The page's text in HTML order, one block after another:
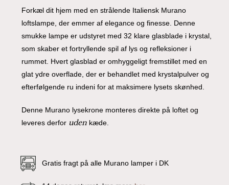
Forkæl dit hjem med en strålende Italiensk Murano
loftslampe, der emmer af elegance og finesse. Denne
smukke lampe er udstyret med 32 klare glasblade i krystal,
som skaber et fortryllende spil af lys og refleksioner i
rummet. Hvert glasblad er omhyggeligt fremstillet med en
glat ydre overflade, der er behandlet med krystalpulver og
efterfølgende ru indeni for at maksimere lysets skønhed.
Denne Murano lysekrone monteres direkte på loftet og
leveres derfor uden kæde.
Gratis fragt på alle Murano lamper i DK